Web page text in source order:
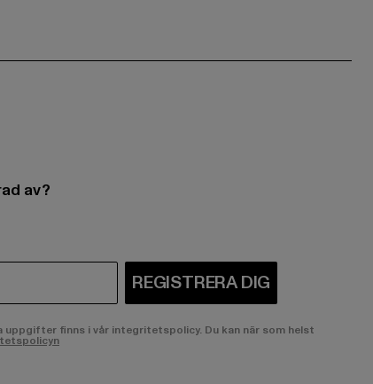
av?
REGISTRERA DIG
finns i vår integritetspolicy. Du kan när som helst